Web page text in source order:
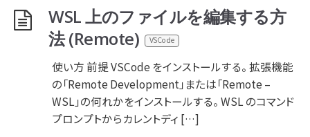
WSL 上のファイルを編集する方
法 (Remote)
VSCode
使い方 前提 VSCode をインストールする。 拡張機能
の「Remote Development」または「Remote –
WSL」の何れかをインストールする。 WSL のコマンド
プロンプトからカレントディ […]